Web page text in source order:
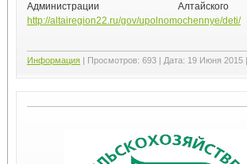
Администрации
http://altairegion22.ru/gov/upolnomochennye/deti/
Информация| Просмотров: 693| Дата: 19 Июня 2015